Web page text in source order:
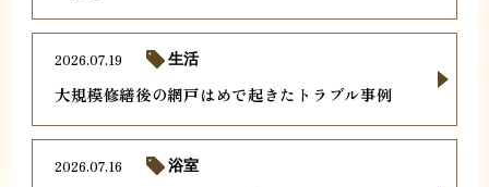
大規模修繕後の網戸はめで起きたトラブル事例
2026.07.19 生活
2026.07.16 浴室